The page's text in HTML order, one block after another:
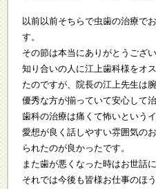
以前以前そちらで虫歯の治療で
す。
その節は本当にありがとうござい
知り合いの人に江上歯科様をオ
たのですが、院長の江上先生は
優秀な方が揃っていて安心して
歯科の治療は痛くて怖いという
愛想が良く話しやすい雰囲気の
られたのが良かったです。
また歯が悪くなった時はお世話
それでは今後も皆様お仕事のほ